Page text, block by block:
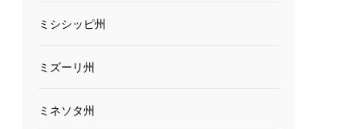
ミシシッピ州
ミズーリ州
ミネソタ州